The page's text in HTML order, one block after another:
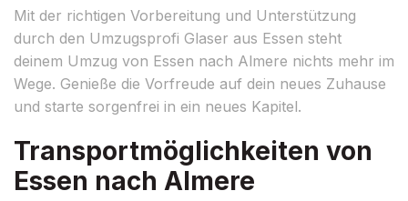
Mit der richtigen Vorbereitung und Unterstützung
durch den Umzugsprofi Glaser aus Essen steht
deinem Umzug von Essen nach Almere nichts mehr im
Wege. Genieße die Vorfreude auf dein neues Zuhause
und starte sorgenfrei in ein neues Kapitel.
Transportmöglichkeiten von
Essen nach Almere